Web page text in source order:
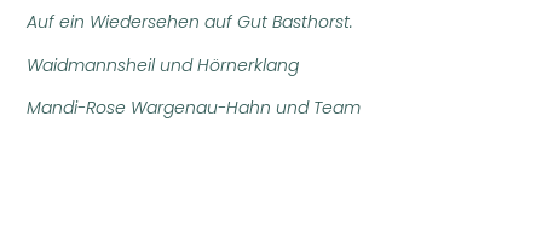
Auf ein Wiedersehen auf Gut Basthorst.
Waidmannsheil und Hörnerklang
Mandi-Rose Wargenau-Hahn und Team